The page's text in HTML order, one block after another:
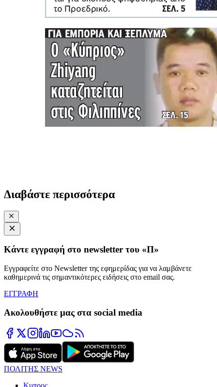
Διαβάστε περισσότερα
Κάντε εγγραφή στο newsletter του «Π»
Εγγραφείτε στο Newsletter της εφημερίδας για να λαμβάνετε
καθημερινά τις σημαντικότερες ειδήσεις στο email σας.
ΕΓΓΡΑΦΗ
Ακολουθήστε μας στα social media
ΠΟΛΙΤΗΣ NEWS
Κυπρος